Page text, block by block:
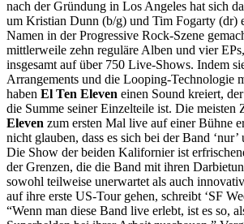
nach der Gründung in Los Angeles hat sich
um Kristian Dunn (b/g) und Tim Fogarty (dr)
Namen in der Progressive Rock-Szene
mittlerweile zehn reguläre Alben und vier
insgesamt auf über 750 Live-Shows. Indem
Arrangements und die Looping-Technologie
haben El Ten Eleven einen Sound kreiert,
die Summe seiner Einzelteile ist. Die meisten
Eleven zum ersten Mal live auf einer Bühne
nicht glauben, dass es sich bei der Band
Die Show der beiden Kalifornier ist
der Grenzen, die die Band mit ihren
sowohl teilweise unerwartet als auch
auf ihre erste US-Tour gehen, schreibt ‘SF
“Wenn man diese Band live erlebt, ist es so,